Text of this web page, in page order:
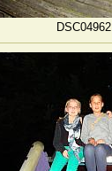
DSC04962